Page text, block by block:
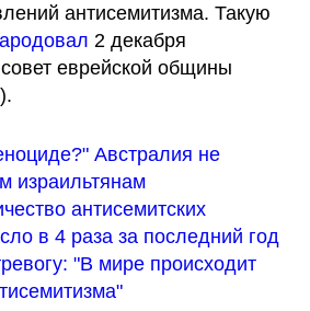
антисемитизма. Такую
2 декабря
еврейской общины
Австралия не
израильтянам
антисемитских
в 4 раза за последний год
"В мире происходит